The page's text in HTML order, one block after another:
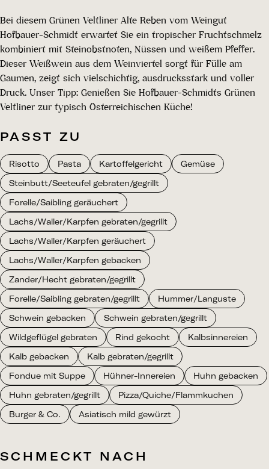
Bei diesem Grünen Veltliner Alte Reben vom Weingut
Hofbauer-Schmidt erwartet Sie ein tropischer Fruchtschmelz
kombiniert mit Steinobstnoten, Nüssen und weißem Pfeffer.
Dieser Weißwein aus dem Weinviertel sorgt für Fülle am
Gaumen, zeigt sich vielschichtig, ausdrucksstark und voller
Druck. Unser Tipp: Genießen Sie Hofbauer-Schmidts Grünen
Veltliner zur typisch Österreichischen Küche!
PASST ZU
Risotto Pasta Kartoffelgericht
Gemüse
Steinbutt/Seeteufel gebraten/gegrillt
Forelle/Saibling geräuchert
Lachs/Waller/Karpfen gebraten/gegrillt
Lachs/Waller/Karpfen geräuchert
Lachs/Waller/Karpfen gebacken
Zander/Hecht gebraten/gegrillt
Forelle/Saibling gebraten/gegrillt
Hummer/Languste
Schwein gebacken
Schwein gebraten/gegrillt
Wildgeflügel gebraten
Rind gekocht
Kalbsinnereien
Kalb gebacken
Kalb gebraten/gegrillt
Fondue mit Suppe
Hühner-Innereien
Huhn gebacken
Huhn gebraten/gegrillt
Pizza/Quiche/Flammkuchen
Burger & Co.
Asiatisch mild gewürzt
SCHMECKT NACH